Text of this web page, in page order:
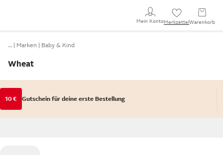
Mein KontoMerkzettel Warenkorb
… Marken Baby & Kind
Wheat
10 € Gutschein für deine erste Bestellung